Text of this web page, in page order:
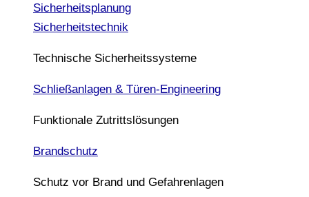
Sicherheitsplanung
Sicherheitstechnik
Technische Sicherheitssysteme
Schließanlagen & Türen-Engineering
Funktionale Zutrittslösungen
Brandschutz
Schutz vor Brand und Gefahrenlagen